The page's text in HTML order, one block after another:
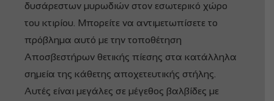
δυσάρεστων μυρωδιών στον εσωτερικό χώρο
του κτιρίου. Μπορείτε να αντιμετωπίσετε το
πρόβλημα αυτό με την τοποθέτηση
Αποσβεστήρων θετικής πίεσης στα κατάλληλα
σημεία της κάθετης αποχετευτικής στήλης.
Αυτές είναι μεγάλες σε μέγεθος βαλβίδες με